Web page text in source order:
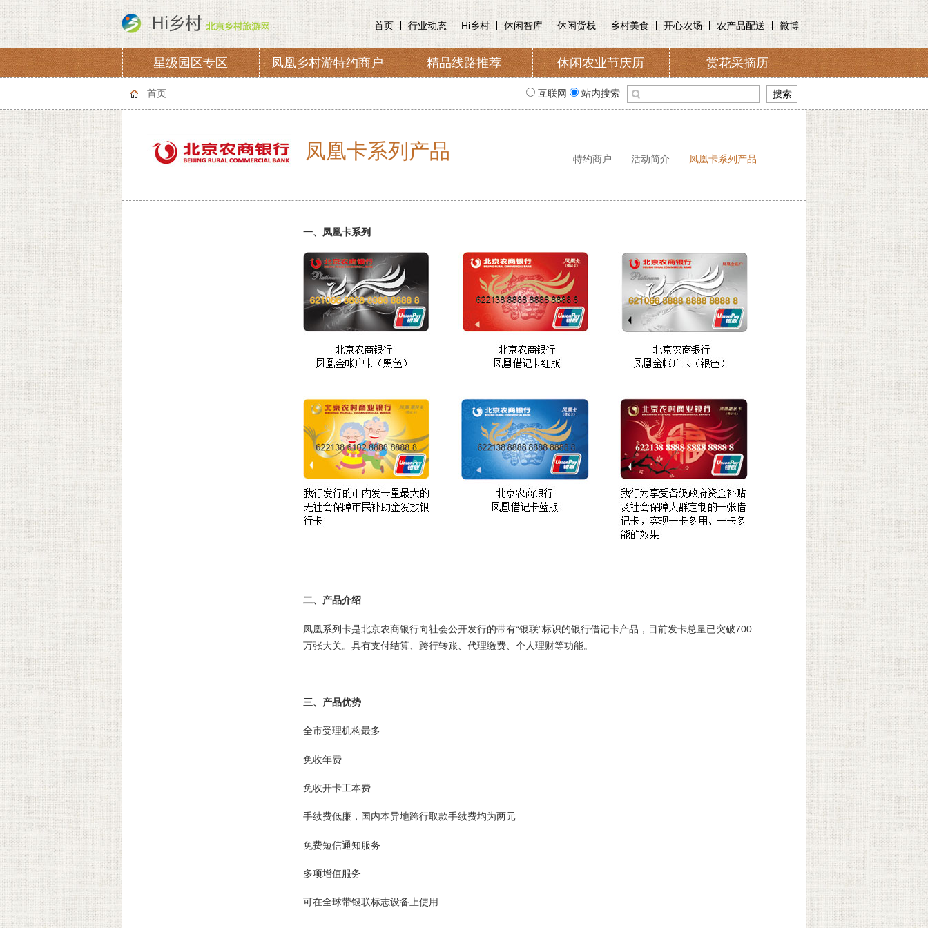
首页 行业动态 Hi乡村 休闲智库 休闲货栈 乡村美食 开心农场 农产品配送 微博
星级园区专区 凤凰乡村游特约商户 精品线路推荐 休闲农业节庆历 赏花采摘历
协会章程 协会简介
首页 互联网 站内搜索
凤凰卡系列产品 特约商户 活动简介 凤凰卡系列产品
一、凤凰卡系列
二、产品介绍
凤凰系列卡是北京农商银行向社会公开发行的带有“银联”标识的银行借记卡产品，目前发卡总量已突破700
万张大关。具有支付结算、跨行转账、代理缴费、个人理财等功能。
三、产品优势
全市受理机构最多
免收年费
免收开卡工本费
手续费低廉，国内本异地跨行取款手续费均为两元
免费短信通知服务
多项增值服务
可在全球带银联标志设备上使用